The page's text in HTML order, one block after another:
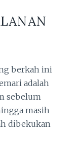
berkah ini
adalah
sebelum
masih
dibekukan